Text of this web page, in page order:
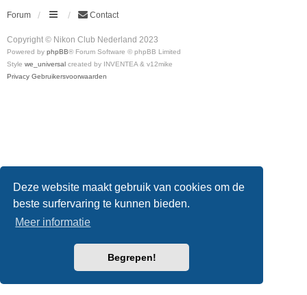
Deze website maakt gebruik van cookies om de
beste surfervaring te kunnen bieden.
Meer informatie
Begrepen!
Forum Contact
Copyright © Nikon Club Nederland 2023
Powered by phpBB® Forum Software © phpBB Limited
Style we_universal created by INVENTEA & v12mike
Privacy Gebruikersvoorwaarden